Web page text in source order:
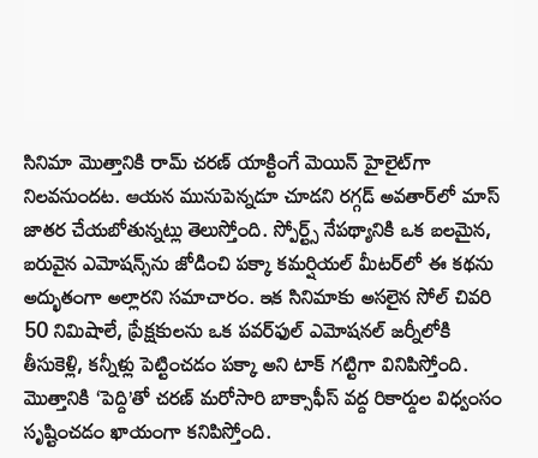
సినిమా మొత్తానికి రామ్ చరణ్ యాక్టింగే మెయిన్ హైలైట్‌గా
నిలవనుందట. ఆయన మునుపెన్నడూ చూడని రగ్గడ్ అవతార్‌లో మాస్
జాతర చేయబోతున్నట్లు తెలుస్తోంది. స్పోర్ట్స్ నేపథ్యానికి ఒక బలమైన,
బరువైన ఎమోషన్స్‌ను జోడించి పక్కా కమర్షియల్ మీటర్‌లో ఈ కథను
అద్భుతంగా అల్లారని సమాచారం. ఇక సినిమాకు అసలైన సోల్ చివరి
50 నిమిషాలే, ప్రేక్షకులను ఒక పవర్‌ఫుల్ ఎమోషనల్ జర్నీలోకి
తీసుకెళ్లి, కన్నీళ్లు పెట్టించడం పక్కా అని టాక్ గట్టిగా వినిపిస్తోంది.
మొత్తానికి ‘పెద్ది’తో చరణ్ మరోసారి బాక్సాఫీస్ వద్ద రికార్డుల విధ్వంసం
సృష్టించడం ఖాయంగా కనిపిస్తోంది.